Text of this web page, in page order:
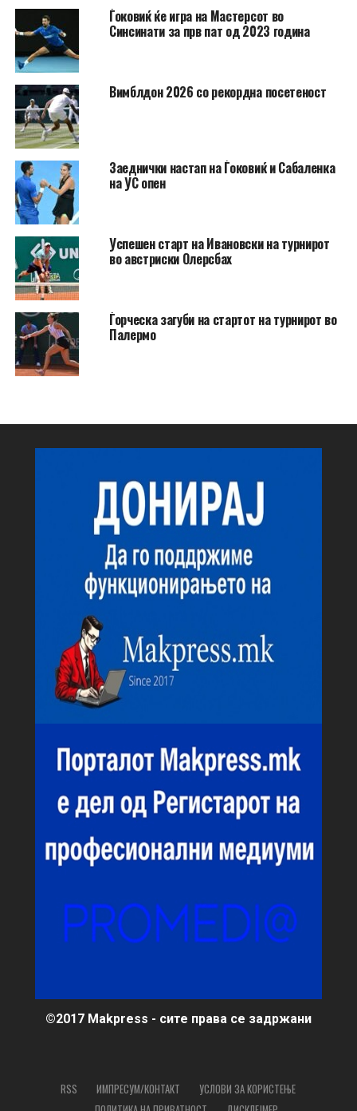
Ѓоковиќ ќе игра на Мастерсот во
Синсинати за прв пат од 2023 година
Вимблдон 2026 со рекордна посетеност
Заеднички настап на Ѓоковиќ и Сабаленка
на УС опен
Успешен старт на Ивановски на турнирот
во австриски Олерсбах
Ѓорческа загуби на стартот на турнирот во
Палермо
©2017 Makpress - сите права се задржани
RSS ИМПРЕСУМ/КОНТАКТ
УСЛОВИ ЗА КОРИСТЕЊЕ